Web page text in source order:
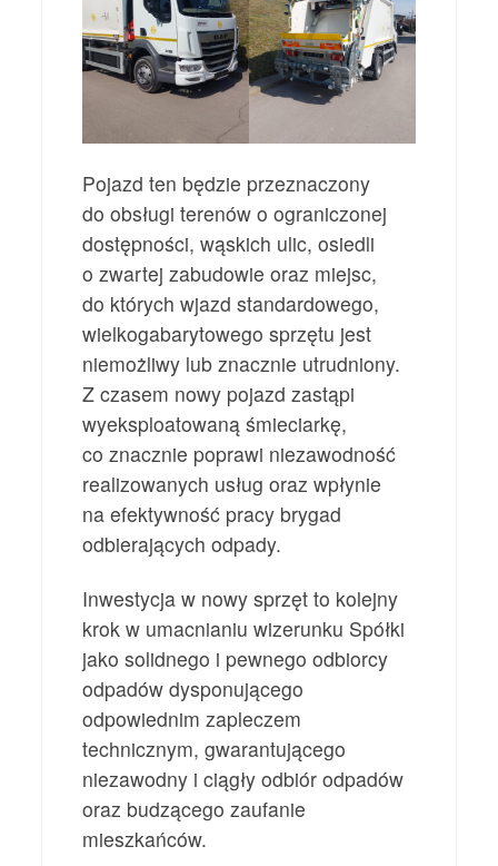
Pojazd ten będzie przeznaczony
do obsługi terenów o ograniczonej
dostępności, wąskich ulic, osiedli
o zwartej zabudowie oraz miejsc,
do których wjazd standardowego,
wielkogabarytowego sprzętu jest
niemożliwy lub znacznie utrudniony.
Z czasem nowy pojazd zastąpi
wyeksploatowaną śmieciarkę,
co znacznie poprawi niezawodność
realizowanych usług oraz wpłynie
na efektywność pracy brygad
odbierających odpady.
Inwestycja w nowy sprzęt to kolejny
krok w umacnianiu wizerunku Spółki
jako solidnego i pewnego odbiorcy
odpadów dysponującego
odpowiednim zapleczem
technicznym, gwarantującego
niezawodny i ciągły odbiór odpadów
oraz budzącego zaufanie
mieszkańców.